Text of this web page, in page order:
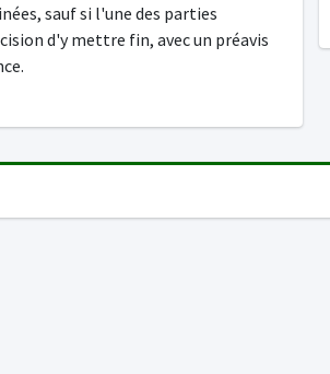
sauf si l'une des parties
d'y mettre fin, avec un préavis